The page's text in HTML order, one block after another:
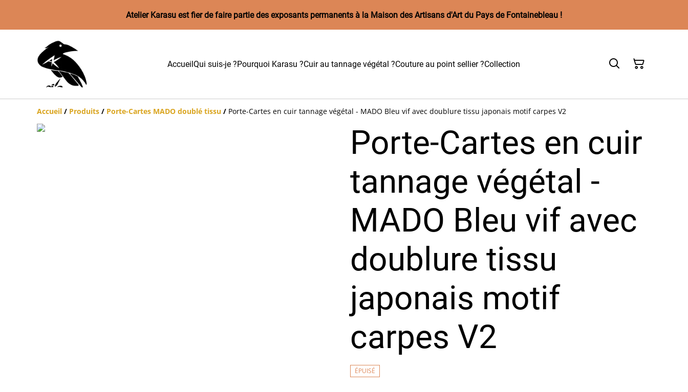
Atelier Karasu est fier de faire partie des exposants permanents à la Maison des Artisans d'Art du Pays de Fontainebleau !
AccueilQui suis-je ?Pourquoi Karasu ?Cuir au tannage végétal ?Couture au point sellier ?Collection
Accueil / Produits / Porte-Cartes MADO doublé tissu / Porte-Cartes en cuir tannage végétal - MADO Bleu vif avec doublure tissu japonais motif carpes V2
Porte-Cartes en cuir
tannage végétal -
MADO Bleu vif avec
doublure tissu
japonais motif
carpes V2
ÉPUISÉ